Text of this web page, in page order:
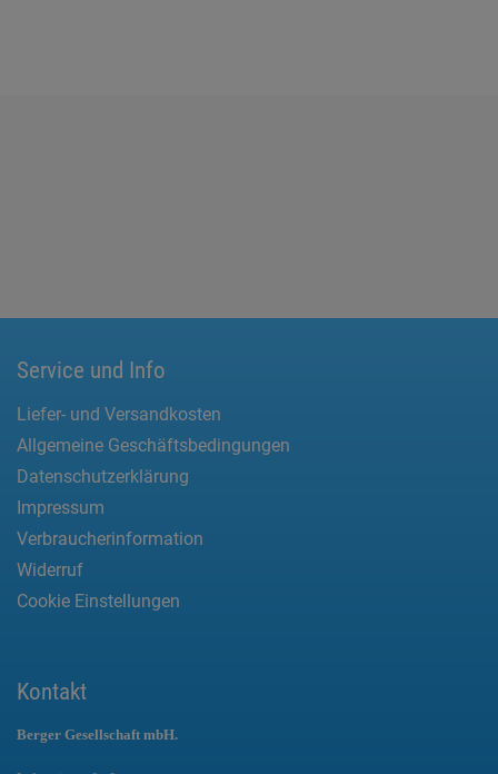
Service und Info
Liefer- und Versandkosten
Allgemeine Geschäftsbedingungen
Datenschutzerklärung
Impressum
Verbraucherinformation
Widerruf
Cookie Einstellungen
Kontakt
Berger Gesellschaft mbH.